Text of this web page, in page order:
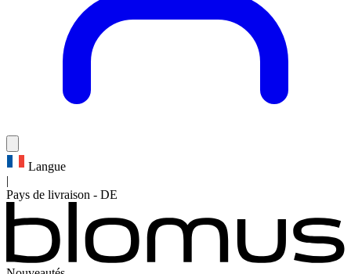
Langue
|
Pays de livraison - DE